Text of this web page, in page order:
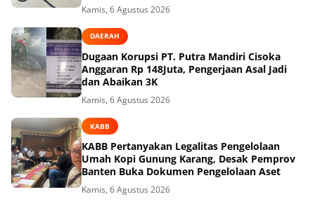
Kamis, 6 Agustus 2026
DAERAH
Dugaan Korupsi PT. Putra Mandiri Cisoka
Anggaran Rp 148Juta, Pengerjaan Asal Jadi
dan Abaikan 3K
Kamis, 6 Agustus 2026
KABB
KABB Pertanyakan Legalitas Pengelolaan
Umah Kopi Gunung Karang, Desak Pemprov
Banten Buka Dokumen Pengelolaan Aset
Kamis, 6 Agustus 2026